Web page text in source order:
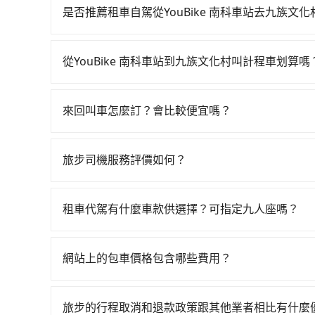
直到23:08，台南-台中一天最多有76班次高鐵可
出站、等待車站前排班的計程車，搭上小黃後約
幸運攔到一輛小黃了，台南市少部分小黃司機不
是否推薦租車自駕從YouBike 南科車站去九族文化
天就要來回，那在台南路邊可隨租隨借的iRent應
時40元路邊停車費用預估進去，但額外的汽車保
的車門仍未被修理，每一次租車都好像在開樂透
點仍有段距離，在遇到下雨天或者載行李時，就顯
從YouBike 南科車站到九族文化村叫計程車划算嗎
算，價格約為2,915~3,500元間，若改選tripool的
約342輛計程車，建議事先做好規劃。再加上台南
來回叫車怎麼訂？會比較便宜嗎？
定。至於價格已經市場最優惠，並無特別針對來
旅步司機服務評價如何？
程更加順暢和舒適。」
租車代駕有什麼車款供選擇？可指定九人座嗎？
VW為主，其中也有少量進口車像凌志Lexus、特
網站上的包車價格包含哪些費用？
產生。
旅步的行程取消和退款政策跟其他業者相比有什麼